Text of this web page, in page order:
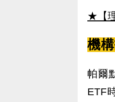
★【
機
帕爾
ETF